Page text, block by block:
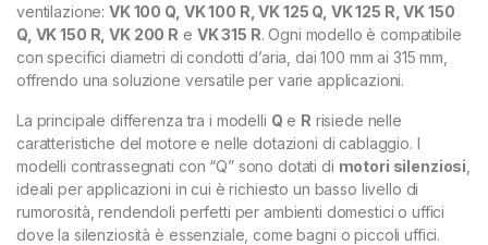
ventilazione:VK 100 Q, VK 100 R, VK 125 Q, VK 125 R, VK 150
Q, VK 150 R, VK 200 R e VK 315 R. Ogni modello è compatibile
con specifici diametri di condotti d’aria, dai 100 mm ai 315 mm,
offrendo una soluzione versatile per varie applicazioni.
La principale differenza tra i modelli Q e R risiede nelle
caratteristiche del motore e nelle dotazioni di cablaggio. I
modelli contrassegnati con “Q” sono dotati di motori silenziosi
ideali per applicazioni in cui è richiesto un basso livello di
rumorosità, rendendoli perfetti per ambienti domestici o uffici
dove la silenziosità è essenziale, come bagni o piccoli uffici.